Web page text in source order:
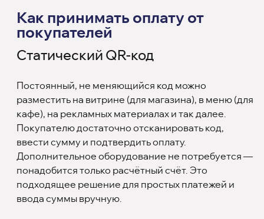
Как принимать оплату от
покупателей
Статический QR-код
Постоянный, не меняющийся код можно
разместить на витрине (для магазина), в меню (для
кафе), на рекламных материалах и так далее.
Покупателю достаточно отсканировать код,
ввести сумму и подтвердить оплату.
Дополнительное оборудование не потребуется —
понадобится только расчётный счёт. Это
подходящее решение для простых платежей и
ввода суммы вручную.